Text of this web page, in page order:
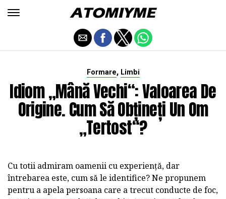
Formare, Limbi
Idiom „mână Vechi“: Valoarea De
Origine. Cum Să Obțineți Un Om
„tertost“?
Cu totii admiram oamenii cu experiență, dar
întrebarea este, cum să le identifice? Ne propunem
pentru a apela persoana care a trecut conducte de foc,